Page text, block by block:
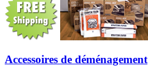
Accessoires de déménagement